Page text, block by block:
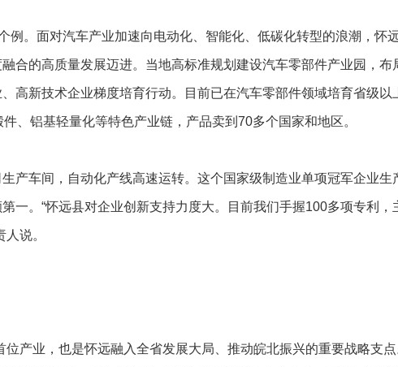
。面对汽车产业加速向电动化、智能化、低碳化转型的浪潮，怀
合的高质量发展迈进。当地高标准规划建设汽车零部件产业园，布
高新技术企业梯度培育行动。目前已在汽车零部件领域培育省级以
、铝基轻量化等特色产业链，产品卖到70多个国家和地区。
车间，自动化产线高速运转。这个国家级制造业单项冠军企业生
一。“怀远县对企业创新支持力度大。目前我们手握100多项专利，
说。
业，也是怀远融入全省发展大局、推动皖北振兴的重要战略支点